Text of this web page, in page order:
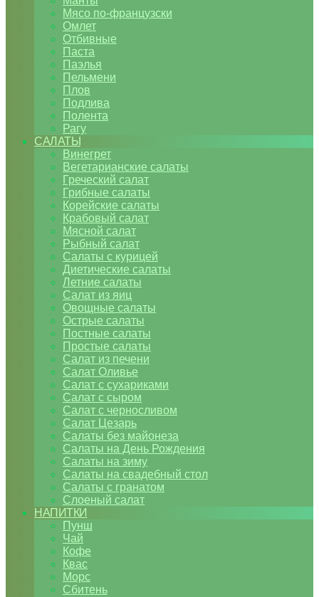
Мясо по-французски
Омлет
Отбивные
Паста
Паэлья
Пельмени
Плов
Подлива
Полента
Рагу
САЛАТЫ
Винегрет
Вегетарианские салаты
Греческий салат
Грибные салаты
Корейские салаты
Крабовый салат
Мясной салат
Рыбный салат
Салаты с курицей
Диетические салаты
Летние салаты
Салат из яиц
Овощные салаты
Острые салаты
Постные салаты
Простые салаты
Салат из печени
Салат Оливье
Салат с сухариками
Салат с сыром
Салат с черносливом
Салат Цезарь
Салаты без майонеза
Салаты на День Рождения
Салаты на зиму
Салаты на свадебный стол
Салаты с гранатом
Слоеный салат
НАПИТКИ
Пунш
Чай
Кофе
Квас
Морс
Сбитень